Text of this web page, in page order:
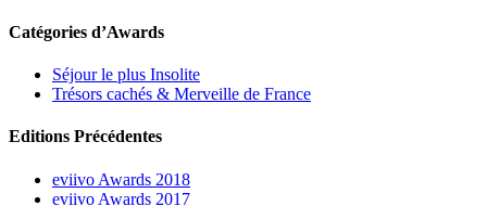
Catégories d’Awards
Séjour le plus Insolite
Trésors cachés & Merveille de France
Editions Précédentes
eviivo Awards 2018
eviivo Awards 2017